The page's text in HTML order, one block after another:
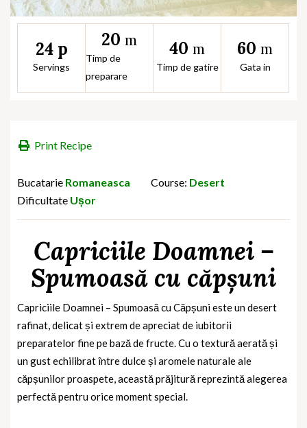
24 p
Servings
20 m
Timp de
preparare
40 m
Timp de gatire
60 m
Gata in
Print Recipe
Bucatarie Romaneasca Course: Desert
Dificultate Ușor
Capriciile Doamnei –
Spumoasă cu căpșuni
Capriciile Doamnei – Spumoasă cu Căpșuni este un desert
rafinat, delicat și extrem de apreciat de iubitorii
preparatelor fine pe bază de fructe. Cu o textură aerată și
un gust echilibrat între dulce și aromele naturale ale
căpșunilor proaspete, această prăjitură reprezintă alegerea
perfectă pentru orice moment special.